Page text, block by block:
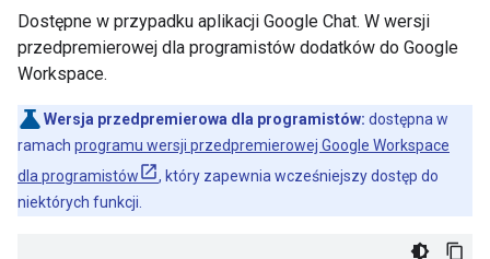
Dostępne w przypadku aplikacji Google Chat. W wersji
przedpremierowej dla programistów dodatków do Google
Workspace.
Wersja przedpremierowa dla programistów: dostępna w
ramach programu wersji przedpremierowej Google Workspace
dla programistów
, który zapewnia wcześniejszy dostęp do
niektórych funkcji.